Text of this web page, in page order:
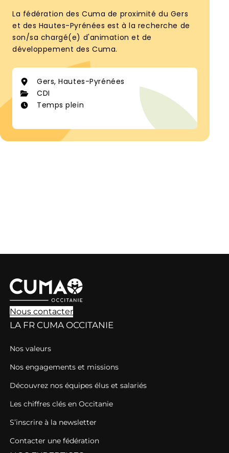
La fédération des Cuma de proximité du Gers
et des Hautes-Pyrénées est à la recherche de
son/sa chargé(e) d'animation et de
développement des Cuma.
Gers, Hautes-Pyrénées
CDI
Temps plein
Nous contacter
LA FR CUMA OCCITANIE
Nos valeurs
Nos engagements et missions
Découvrez nos équipes élus et salariés
Les chiffres clés en Occitanie
S’inscrire à la newsletter
Contacter une fédération